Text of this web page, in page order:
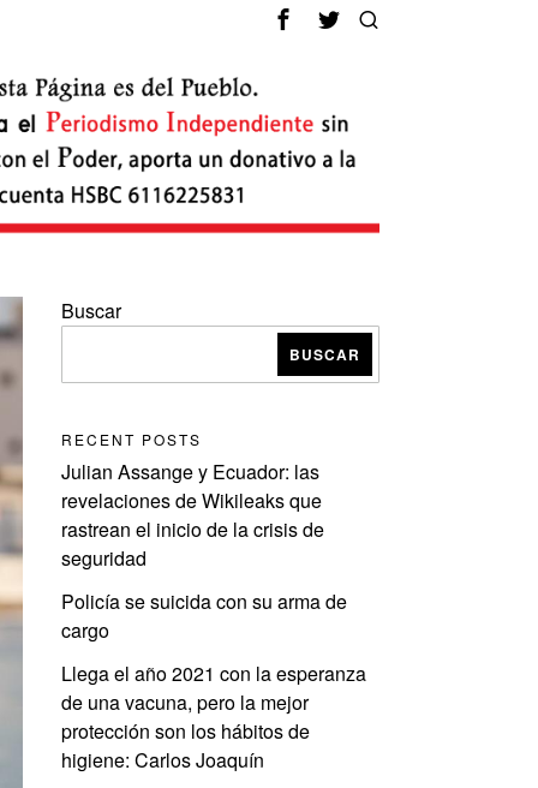
Buscar
BUSCAR
RECENT POSTS
Julian Assange y Ecuador: las
revelaciones de Wikileaks que
rastrean el inicio de la crisis de
seguridad
Policía se suicida con su arma de
cargo
Llega el año 2021 con la esperanza
de una vacuna, pero la mejor
protección son los hábitos de
higiene: Carlos Joaquín